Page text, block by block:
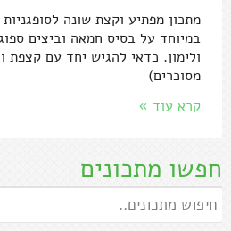
חפשו מתכונים
מתכון מפתיע וקצת שונה
במיוחד על בסיס חמאה וביצים
ולימון. כדאי להגיש יחד עם קצפת
מסוכרים)
קרא עוד »